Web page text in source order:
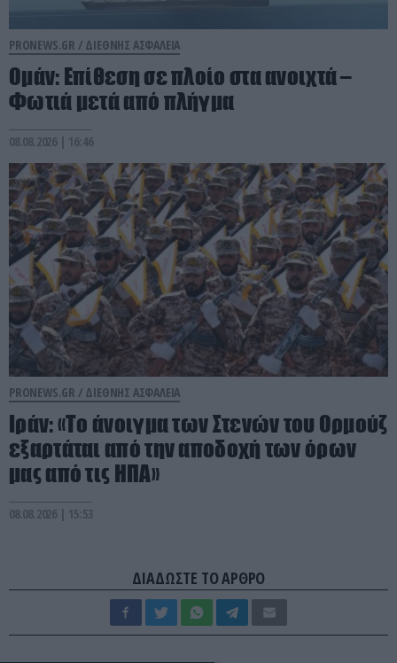
PRONEWS.GR / ΔΙΕΘΝΗΣ ΑΣΦΑΛΕΙΑ
Ομάν: Επίθεση σε πλοίο στα ανοιχτά –
Φωτιά μετά από πλήγμα
08.08.2026 | 16:46
PRONEWS.GR / ΔΙΕΘΝΗΣ ΑΣΦΑΛΕΙΑ
Ιράν: «Το άνοιγμα των Στενών του Ορμούζ
εξαρτάται από την αποδοχή των όρων
μας από τις ΗΠΑ»
08.08.2026 | 15:53
ΔΙΑΔΩΣΤΕ ΤΟ ΑΡΘΡΟ